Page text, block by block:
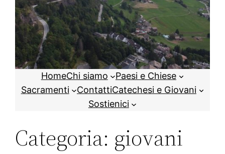
HomeChi siamo
Paesi e Chiese
Sacramenti
ContattiCatechesi e Giovani
Sostienici
Categoria: giovani